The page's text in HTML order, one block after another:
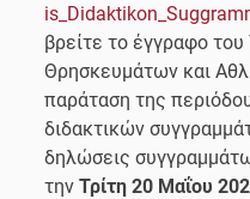
βρείτε το έγγραφο
Θρησκευμάτων και
παράταση της
διδακτικών
δηλώσεις
τηνΤρίτη 20 Μαΐου